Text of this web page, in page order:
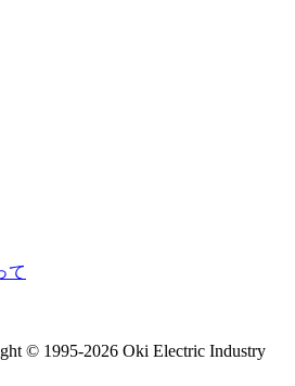
て
© 1995-2026 Oki Electric Industry